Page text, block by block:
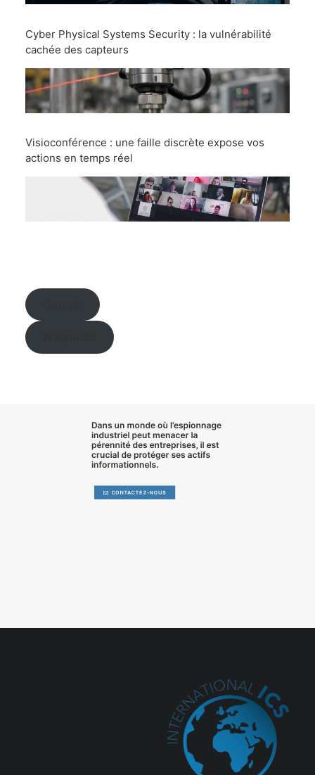
Cyber Physical Systems Security : la vulnérabilité
cachée des capteurs
Visioconférence : une faille discrète expose vos
actions en temps réel
Dans un monde où l’espionnage
industriel peut menacer la
pérennité des entreprises, il est
crucial de protéger ses actifs
informationnels.
CONTACTEZ-NOUS